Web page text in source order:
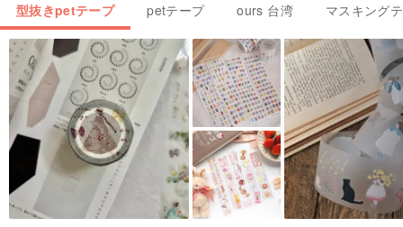
型抜きpetテープ petテープ ours 台湾 マスキング